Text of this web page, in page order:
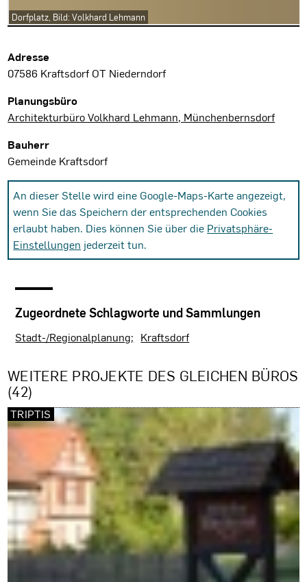
Dorfplatz, Bild: Volkhard Lehmann
Projektdaten
Adresse
07586 Kraftsdorf OT Niederndorf
Planungsbüro
Architekturbüro Volkhard Lehmann, Münchenbernsdorf
Bauherr
Gemeinde Kraftsdorf
An dieser Stelle wird eine Google-Maps-Karte angezeigt,
wenn Sie das Speichern der entsprechenden Cookies
erlaubt haben. Dies können Sie über die Privatsphäre-
Einstellungen jederzeit tun.
Zugeordnete Schlagworte und Sammlungen
Stadt-/Regionalplanung Kraftsdorf
WEITERE PROJEKTE DES GLEICHEN BÜROS
(42)
TRIPTIS